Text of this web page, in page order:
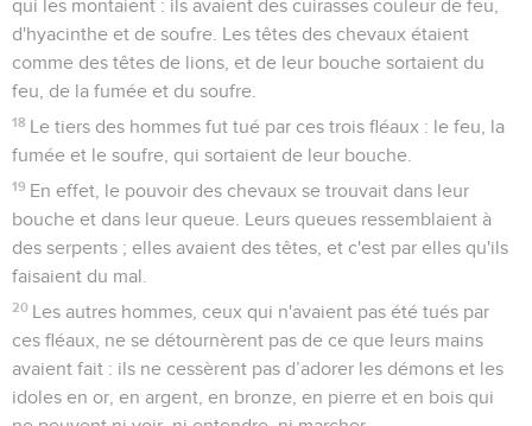
qui les montaient : ils avaient des cuirasses couleur de feu,
d'hyacinthe et de soufre. Les têtes des chevaux étaient
comme des têtes de lions, et de leur bouche sortaient du
feu, de la fumée et du soufre.
18 Le tiers des hommes fut tué par ces trois fléaux : le feu, la
fumée et le soufre, qui sortaient de leur bouche.
19 En effet, le pouvoir des chevaux se trouvait dans leur
bouche et dans leur queue. Leurs queues ressemblaient à
des serpents ; elles avaient des têtes, et c'est par elles qu'ils
faisaient du mal.
20 Les autres hommes, ceux qui n'avaient pas été tués par
ces fléaux, ne se détournèrent pas de ce que leurs mains
avaient fait : ils ne cessèrent pas d’adorer les démons et les
idoles en or, en argent, en bronze, en pierre et en bois qui